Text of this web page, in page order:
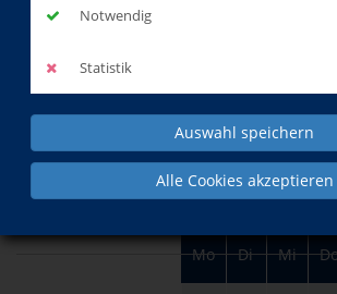
Notwendig
Statistik
Auswahl speichern
Alle Cookies akzeptieren
im
Mo Di Mi
am 10.
Februar
2024